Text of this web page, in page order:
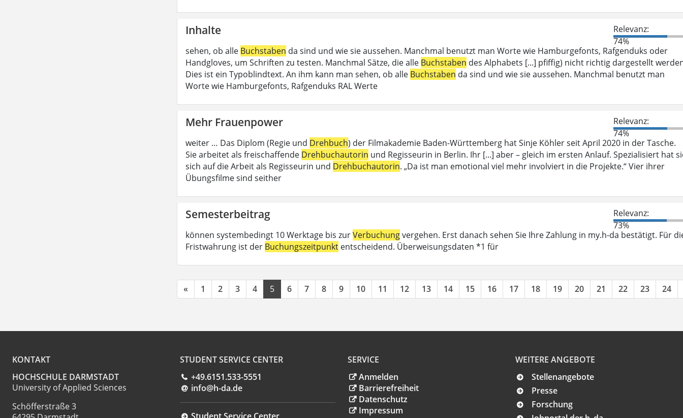
Inhalte
Relevanz:
74%
sehen, ob alle Buchstaben da sind und wie sie aussehen. Manchmal benutzt man Worte wie Hamburgefonts, Rafgenduks oder
Handgloves, um Schriften zu testen. Manchmal Sätze, die alle Buchstaben des Alphabets [...] pfiffig) nicht richtig dargestellt
Dies ist ein Typoblindtext. An ihm kann man sehen, ob alle Buchstaben da sind und wie sie aussehen. Manchmal benutzt man
Worte wie Hamburgefonts, Rafgenduks RAL Werte
Mehr Frauenpower
Relevanz:
74%
weiter … Das Diplom (Regie und Drehbuch) der Filmakademie Baden-Württemberg hat Sinje Köhler seit April 2020 in der Tasche.
Sie arbeitet als freischaffende Drehbuchautorin und Regisseurin in Berlin. Ihr [...] aber – gleich im ersten Anlauf. Spezialisiert hat
sich auf die Arbeit als Regisseurin und Drehbuchautorin. „Da ist man emotional viel mehr involviert in die Projekte.“ Vier ihrer
Übungsfilme sind seither
Semesterbeitrag
Relevanz:
73%
können systembedingt 10 Werktage bis zurVerbuchungvergehen. Erst danach sehen Sie Ihre Zahlung in my.h-da bestätigt. Für
Fristwahrung ist der Buchungszeitpunkt entscheidend. Überweisungsdaten *1 für
« 1 2 3 4 5 6 7 8 9 10 11 12 13 14 15 16 17 18 19 20 21 22 23 24
KONTAKT
HOCHSCHULE DARMSTADT
University of Applied Sciences
Schöfferstraße 3
STUDENT SERVICE CENTER
+49.6151.533-5551
info@h-da.de
SERVICE
Anmelden
Barrierefreiheit
Datenschutz
Impressum
WEITERE ANGEBOTE
Stellenangebote
Presse
Forschung